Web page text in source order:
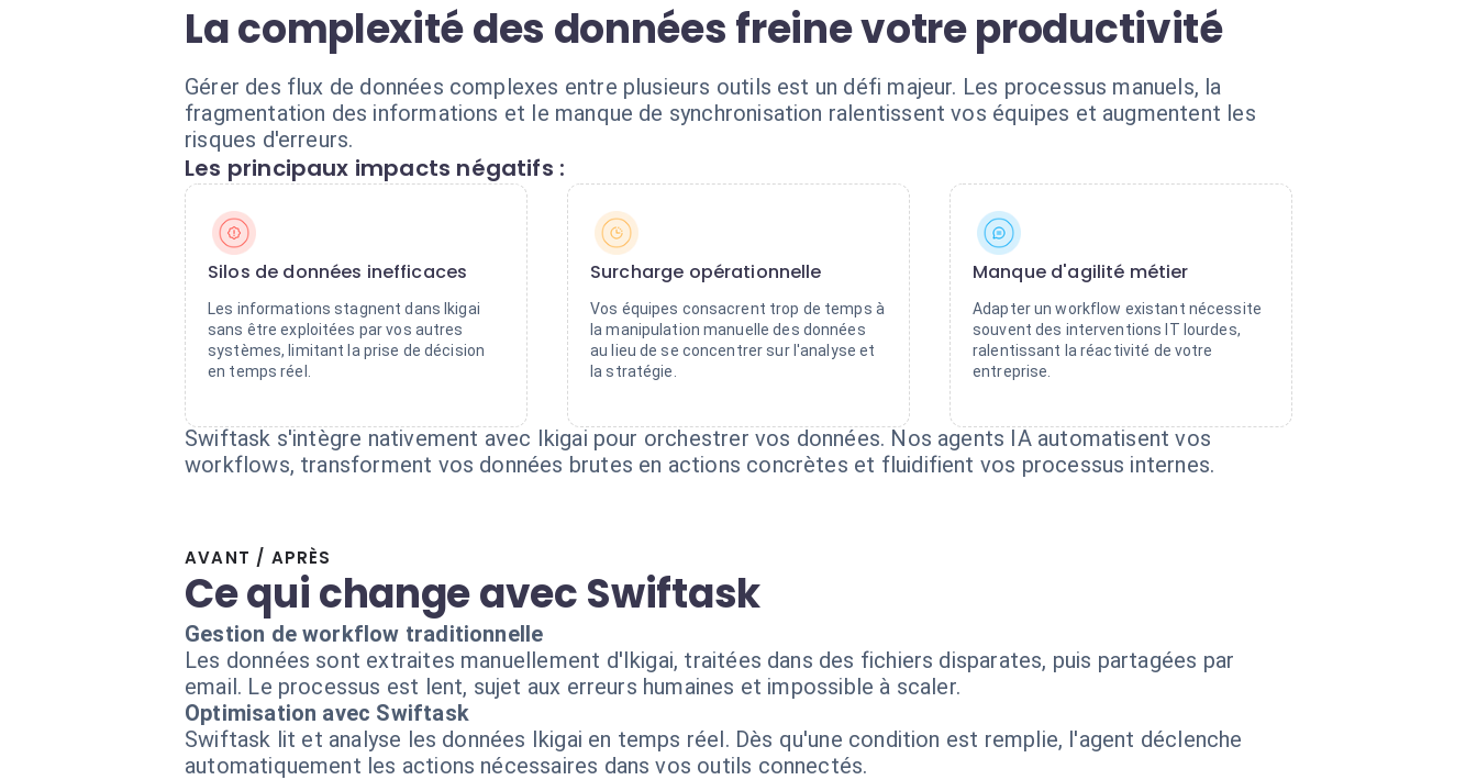
La complexité des données freine votre productivité
Gérer des flux de données complexes entre plusieurs outils est un défi majeur. Les processus manuels, la
fragmentation des informations et le manque de synchronisation ralentissent vos équipes et augmentent les
risques d'erreurs.
Les principaux impacts négatifs :
Silos de données inefficaces
Les informations stagnent dans Ikigai
sans être exploitées par vos autres
systèmes, limitant la prise de décision
en temps réel.
Surcharge opérationnelle
Vos équipes consacrent trop de temps à
la manipulation manuelle des données
au lieu de se concentrer sur l'analyse et
la stratégie.
Manque d'agilité métier
Adapter un workflow existant nécessite
souvent des interventions IT lourdes,
ralentissant la réactivité de votre
entreprise.
Swiftask s'intègre nativement avec Ikigai pour orchestrer vos données. Nos agents IA automatisent vos
workflows, transforment vos données brutes en actions concrètes et fluidifient vos processus internes.
AVANT / APRÈS
Ce qui change avec Swiftask
Gestion de workflow traditionnelle
Les données sont extraites manuellement d'Ikigai, traitées dans des fichiers disparates, puis partagées par
email. Le processus est lent, sujet aux erreurs humaines et impossible à scaler.
Optimisation avec Swiftask
Swiftask lit et analyse les données Ikigai en temps réel. Dès qu'une condition est remplie, l'agent déclenche
automatiquement les actions nécessaires dans vos outils connectés.